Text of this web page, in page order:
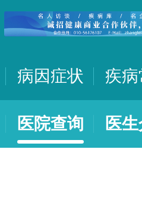
病因症状 疾病
医院查询 医